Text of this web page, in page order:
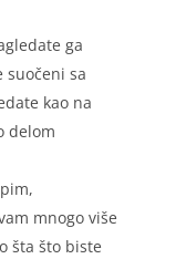
ga
suočeni sa
kao na
delom
mnogo više
šta što biste